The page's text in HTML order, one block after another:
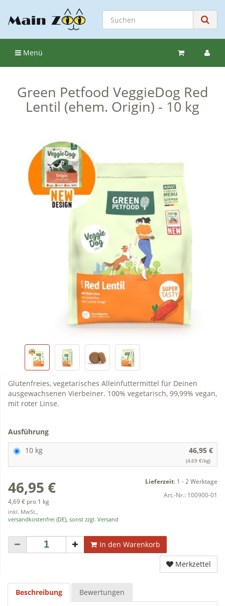
Menü
Green Petfood VeggieDog Red
Lentil (ehem. Origin) - 10 kg
Glutenfreies, vegetarisches Alleinfuttermittel für Deinen
ausgewachsenen Vierbeiner. 100% vegetarisch, 99,99% vegan,
mit roter Linse.
Ausführung
10 kg
46,95 €
(4,69 €/kg)
46,95 €
4,69 € pro 1 kg
inkl. MwSt.,
versandkostenfrei (DE), sonst zzgl. Versand
Lieferzeit: 1 - 2 Werktage
Art.-Nr.: 100900-01
In den Warenkorb
Merkzettel
Beschreibung Bewertungen